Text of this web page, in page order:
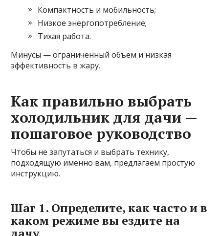
Компактность и мобильность;
Низкое энергопотребление;
Тихая работа.
Минусы — ограниченный объем и низкая
эффективность в жару.
Как правильно выбрать
холодильник для дачи —
пошаговое руководство
Чтобы не запутаться и выбрать технику,
подходящую именно вам, предлагаем простую
инструкцию.
Шаг 1. Определите, как часто и в
каком режиме вы ездите на